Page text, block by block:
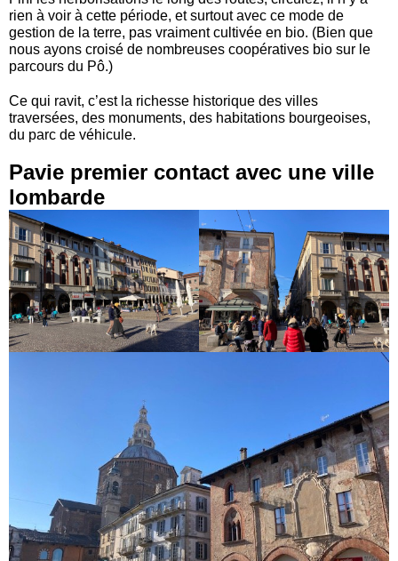
rien à voir à cette période, et surtout avec ce mode de
gestion de la terre, pas vraiment cultivée en bio. (Bien que
nous ayons croisé de nombreuses coopératives bio sur le
parcours du Pô.)
Ce qui ravit, c’est la richesse historique des villes
traversées, des monuments, des habitations bourgeoises,
du parc de véhicule.
Pavie premier contact avec une ville
lombarde